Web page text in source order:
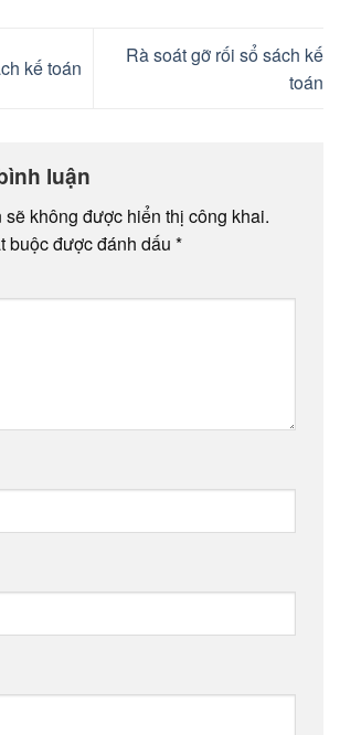
kế toán
Rà soát gỡ rối sổ sách kế
toán
luận
sẽ không được hiển thị công khai.
buộc được đánh dấu *